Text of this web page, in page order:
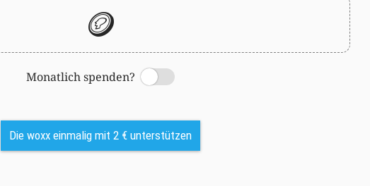
🪙
Monatlich spenden?
Switch
Die woxx einmalig mit 2 € unterstützen